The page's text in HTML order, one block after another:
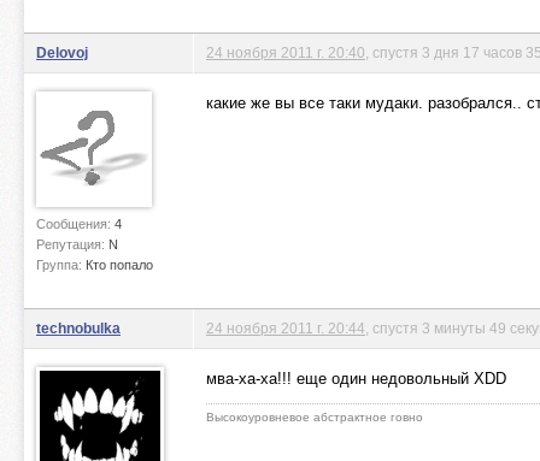
Delovoj
Сообщения: 4
Репутация: N
Группа: Кто попало
24 ноября 2011 г. 20:40 , спустя 3 дня 17 часов
какие же вы все таки мудаки. разобрался..
technobulka 24 ноября 2011 г. 20:44 , спустя 3 минуты 49
мва-ха-ха!!! еще один недовольный XDD
Высокоуровневое абстрактное говно